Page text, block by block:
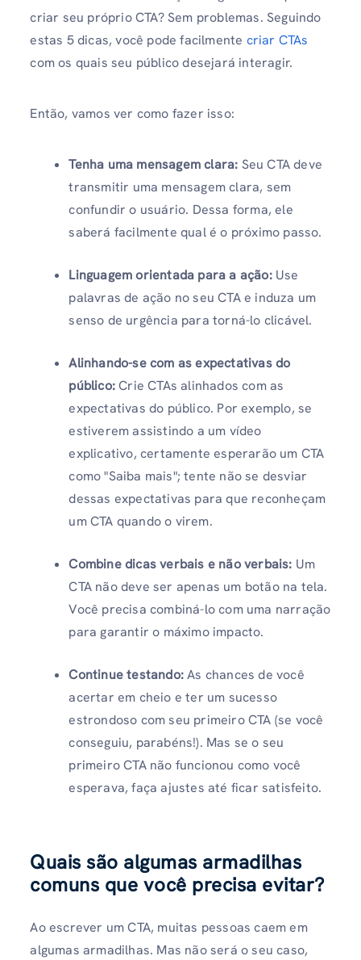
criar seu próprio CTA? Sem problemas. Seguindo
estas 5 dicas, você pode facilmente criar CTAs
com os quais seu público desejará interagir.
Então, vamos ver como fazer isso:
Tenha uma mensagem clara: Seu CTA deve
transmitir uma mensagem clara, sem
confundir o usuário. Dessa forma, ele
saberá facilmente qual é o próximo passo.
Linguagem orientada para a ação:Use
palavras de ação no seu CTA e induza um
senso de urgência para torná-lo clicável.
Alinhando-se com as expectativas do
público:Crie CTAs alinhados com as
expectativas do público. Por exemplo, se
estiverem assistindo a um vídeo
explicativo, certamente esperarão um CTA
como "Saiba mais"; tente não se desviar
dessas expectativas para que reconheçam
um CTA quando o virem.
Combine dicas verbais e não verbais: Um
CTA não deve ser apenas um botão na tela.
Você precisa combiná-lo com uma narração
para garantir o máximo impacto.
Continue testando:As chances de você
acertar em cheio e ter um sucesso
estrondoso com seu primeiro CTA (se você
conseguiu, parabéns!). Mas se o seu
primeiro CTA não funcionou como você
esperava, faça ajustes até ficar satisfeito.
Quais são algumas armadilhas
comuns que você precisa evitar?
Ao escrever um CTA, muitas pessoas caem em
algumas armadilhas. Mas não será o seu caso,